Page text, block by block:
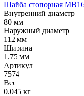
Шайба стопорная
Внутренний диаметр
80 мм
Наружный диаметр
112 мм
Ширина
1.75 мм
Артикул
7574
Вес
0.045 кг